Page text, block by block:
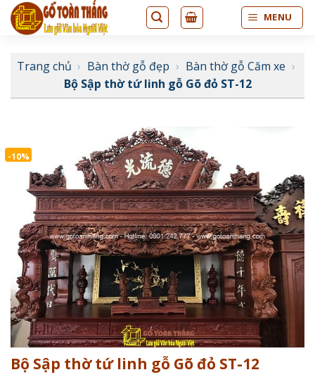
Bỏ
qua
dung
MENU
Trang chủ › Bàn thờ gỗ đẹp › Bàn thờ gỗ Căm xe ›
Bộ Sập thờ tứ linh gỗ Gõ đỏ ST-12
-10%
Bộ Sập thờ tứ linh gỗ Gõ đỏ ST-12